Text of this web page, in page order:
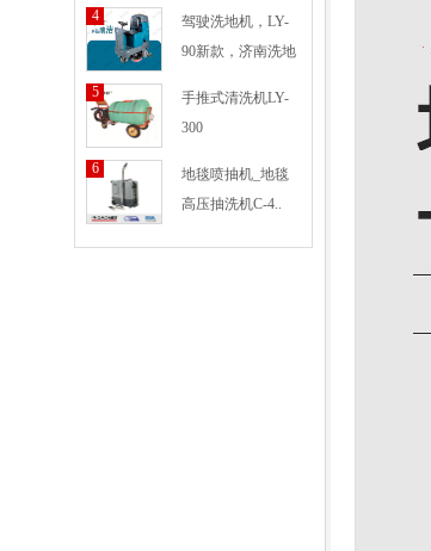
4
驾驶洗地机，LY-
90新款，济南洗地
5
手推式清洗机LY-
300
6
地毯喷抽机_地毯
高压抽洗机C-4..